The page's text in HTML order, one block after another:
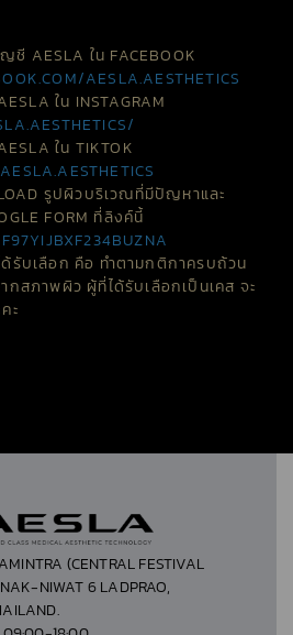
AESLA ใน FACEBOOK
AESLA.AESTHETICS
ใน INSTAGRAM
ใน TIKTOK
รูปผิวบริเวณที่มีปัญหาและ
FORM ที่ลิงค์นี้
รับเลือก คือ ทำตามกติกาครบถ้วน
กสภาพผิว ผู้ที่ได้รับเลือกเป็นเคส จะ
ะ
(CENTRAL FESTIVAL
NIWAT 6 LADPRAO,